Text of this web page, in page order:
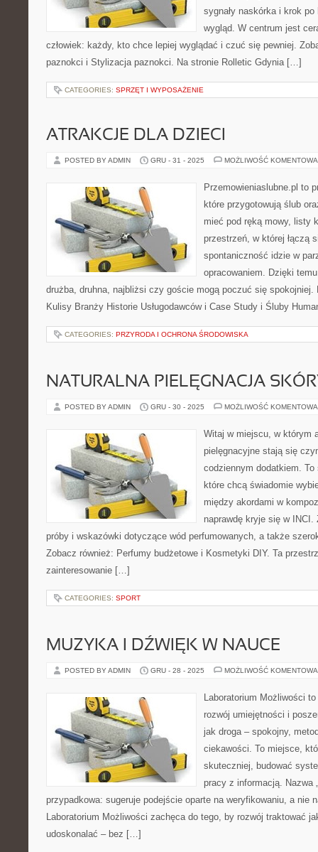
sygnały naskórka i krok
wygląd. W centrum jest
człowiek: każdy, kto chce lepiej wyglądać i czuć się pewniej.
paznokci i Stylizacja paznokci. Na stronie Rolletic Gdynia […]
CATEGORIES: SPRZĘT I WYPOSAŻENIE
ATRAKCJE DLA DZIECI
POSTED BY ADMIN GRU - 31 - 2025 MOŻLIWOŚĆ
Przemowieniaslubne.pl to
które przygotowują ślub
mieć pod ręką mowy, listy
przestrzeń, w której łączą
spontaniczność idzie w
opracowaniem. Dzięki
drużba, druhna, najbliżsi czy goście mogą poczuć się spokojniej.
Kulisy Branży Historie Usługodawców i Case Study i Śluby
CATEGORIES: PRZYRODA I OCHRONA ŚRODOWISKA
NATURALNA PIELĘGNACJA
POSTED BY ADMIN GRU - 30 - 2025 MOŻLIWOŚĆ
Witaj w miejscu, w którym
pielęgnacyjne stają się
codziennym dodatkiem.
które chcą świadomie
między akordami w
naprawdę kryje się w
próby i wskazówki dotyczące wód perfumowanych, a także
Zobacz również: Perfumy budżetowe i Kosmetyki DIY. Ta
zainteresowanie […]
CATEGORIES: SPORT
MUZYKA I DŹWIĘK W NAUCE
POSTED BY ADMIN GRU - 28 - 2025 MOŻLIWOŚĆ
Laboratorium Możliwości
rozwój umiejętności i
jak droga – spokojny,
ciekawości. To miejsce,
skuteczniej, budować
pracy z informacją. Nazwa
przypadkowa: sugeruje podejście oparte na weryfikowaniu, a nie
Laboratorium Możliwości zachęca do tego, by rozwój traktować
udoskonalać – bez […]